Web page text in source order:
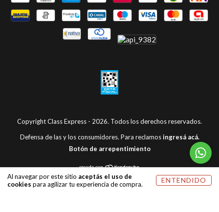
Al navegar por este sitio aceptás el uso de
cookies para agilizar tu experiencia de compra. ENTENDIDO
Copyright Class Express - 2026. Todos los derechos reservados.
Defensa de las y los consumidores. Para reclamos ingresá acá.
Botón de arrepentimiento